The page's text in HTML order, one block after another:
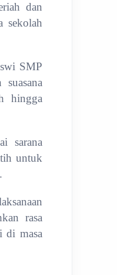
dan
sekolah
SMP
hingga
sarana
untuk
rasa
di masa